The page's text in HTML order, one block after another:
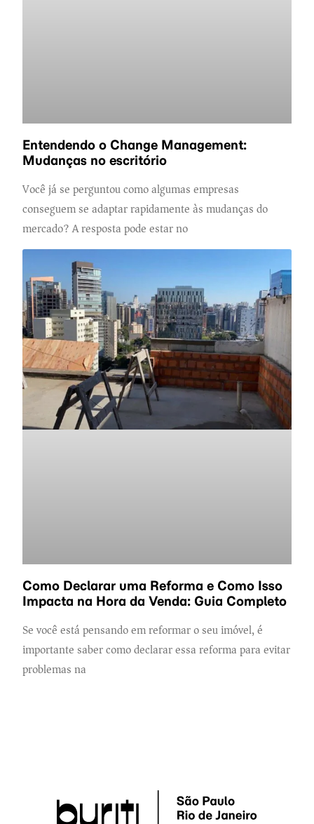
Entendendo o Change Management:
Mudanças no escritório
Você já se perguntou como algumas empresas
conseguem se adaptar rapidamente às mudanças do
mercado? A resposta pode estar no
Como Declarar uma Reforma e Como Isso
Impacta na Hora da Venda: Guia Completo
Se você está pensando em reformar o seu imóvel, é
importante saber como declarar essa reforma para evitar
problemas na